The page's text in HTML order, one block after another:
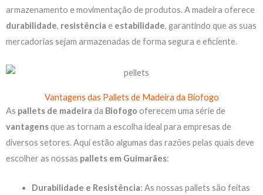
armazenamento e movimentação de produtos. A madeira oferece
durabilidade, resistência e estabilidade, garantindo que as suas
mercadorias sejam armazenadas de forma segura e eficiente.
Vantagens das Pallets de Madeira da Biofogo
As pallets de madeira da Biofogo oferecem uma série de
vantagensque as tornam a escolha ideal para empresas de
diversos setores. Aqui estão algumas das razões pelas quais deve
escolher as nossas pallets em Guimarães:
Durabilidade e Resistência: As nossas pallets são feitas